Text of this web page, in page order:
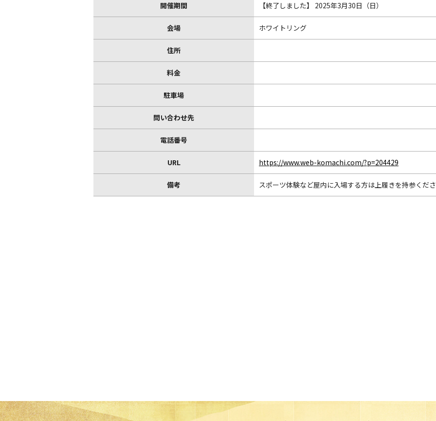
開催期間 【終了しました】 2025年3月30日（日）
会場 ホワイトリング
住所
料金
駐車場
問い合わせ先
電話番号
URL https://www.web-komachi.com/?p=204429
備考 スポーツ体験など屋内に入場する方は上履きを持参くだ